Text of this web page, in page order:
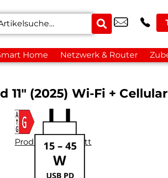
Home Netzwerk & Router
11″ (2025) Wi-Fi +
Produktdatenblatt